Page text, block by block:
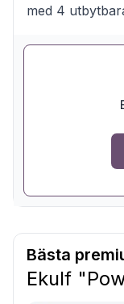
med 4
Bästa
Ekulf